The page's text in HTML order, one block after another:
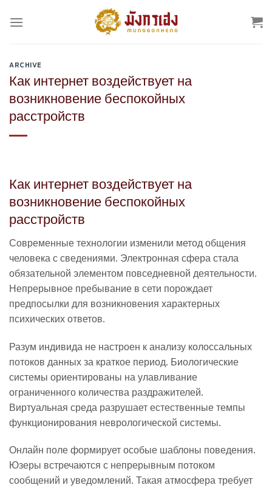
ARCHIVE
Как интернет воздействует на
возникновение беспокойных
расстройств
Как интернет воздействует на
возникновение беспокойных
расстройств
Современные технологии изменили метод общения
человека с сведениями. Электронная сфера стала
обязательной элементом повседневной деятельности.
Непрерывное пребывание в сети порождает
предпосылки для возникновения характерных
психических ответов.
Разум индивида не настроен к анализу колоссальных
потоков данных за краткое период. Биологические
системы ориентированы на улавливание
ограниченного количества раздражителей.
Виртуальная среда разрушает естественные темпы
функционирования неврологической системы.
Онлайн поле формирует особые шаблоны поведения.
Юзеры встречаются с непрерывным потоком
сообщений и уведомлений. Такая атмосфера требует